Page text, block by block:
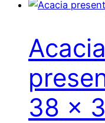
Acacia
38 x